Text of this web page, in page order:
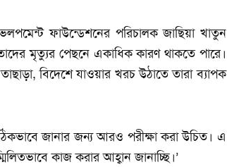
ফাউন্ডেশনের পরিচালক জাছিয়া খাতুন
মৃত্যুর পেছনে একাধিক কারণ থাকতে পারে।
বিদেশে যাওয়ার খরচ উঠাতে তারা ব্যাপক
জানার জন্য আরও পরীক্ষা করা উচিত। এ
কাজ করার আহ্বান জানাচ্ছি।’